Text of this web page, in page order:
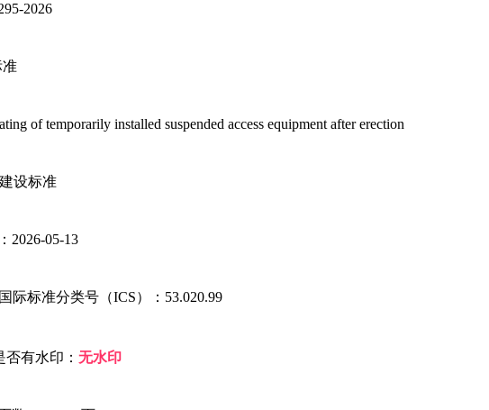
2026
of temporarily installed suspended access equipment after erection
设标准
05-13
准分类号（ICS）：53.020.99
水印： 无水印